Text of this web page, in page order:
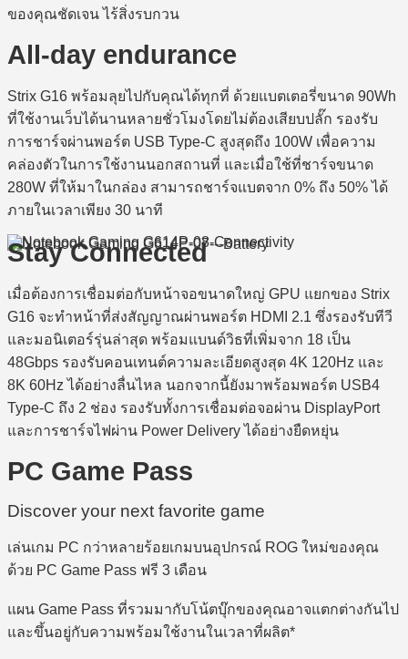
ของคุณชัดเจน ไร้สิ่งรบกวน
All-day endurance
Strix G16 พร้อมลุยไปกับคุณได้ทุกที่ ด้วยแบตเตอรี่ขนาด 90Wh
ที่ใช้งานเว็บได้นานหลายชั่วโมงโดยไม่ต้องเสียบปลั๊ก รองรับ
การชาร์จผ่านพอร์ต USB Type-C สูงสุดถึง 100W เพื่อความ
คล่องตัวในการใช้งานนอกสถานที่ และเมื่อใช้ที่ชาร์จขนาด
280W ที่ให้มาในกล่อง สามารถชาร์จแบตจาก 0% ถึง 50% ได้
ภายในเวลาเพียง 30 นาที
Stay Connected
เมื่อต้องการเชื่อมต่อกับหน้าจอขนาดใหญ่ GPU แยกของ Strix
G16 จะทำหน้าที่ส่งสัญญาณผ่านพอร์ต HDMI 2.1 ซึ่งรองรับทีวี
และมอนิเตอร์รุ่นล่าสุด พร้อมแบนด์วิธที่เพิ่มจาก 18 เป็น
48Gbps รองรับคอนเทนต์ความละเอียดสูงสุด 4K 120Hz และ
8K 60Hz ได้อย่างลื่นไหล นอกจากนี้ยังมาพร้อมพอร์ต USB4
Type-C ถึง 2 ช่อง รองรับทั้งการเชื่อมต่อจอผ่าน DisplayPort
และการชาร์จไฟผ่าน Power Delivery ได้อย่างยืดหยุ่น
PC Game Pass
Discover your next favorite game
เล่นเกม PC กว่าหลายร้อยเกมบนอุปกรณ์ ROG ใหม่ของคุณ
ด้วย PC Game Pass ฟรี 3 เดือน
แผน Game Pass ที่รวมมากับโน้ตบุ๊กของคุณอาจแตกต่างกันไป
และขึ้นอยู่กับความพร้อมใช้งานในเวลาที่ผลิต*